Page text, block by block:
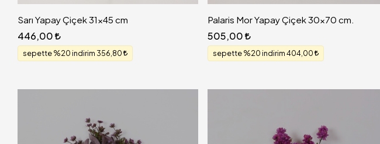
Sarı Yapay Çiçek 31x45 cm
446,00
sepette %20 indirim 356,80
Palaris Mor Yapay Çiçek 30x70 cm.
505,00
sepette %20 indirim 404,00